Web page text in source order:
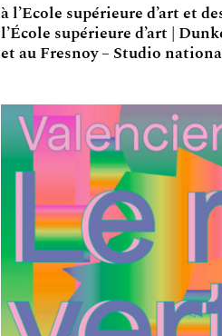
àl’Ecole supérieure d’art et
l’École supérieure d’art |
et au Fresnoy – Studio